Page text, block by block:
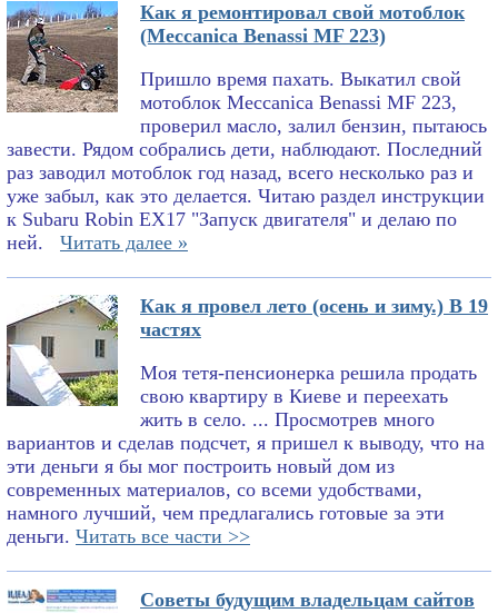
Как я ремонтировал свой мотоблок
(Meccanica Benassi MF 223)
Пришло время пахать. Выкатил свой
мотоблок Meccanica Benassi MF 223,
проверил масло, залил бензин, пытаюсь
завести. Рядом собрались дети, наблюдают. Последний
раз заводил мотоблок год назад, всего несколько раз и
уже забыл, как это делается. Читаю раздел инструкции
к Subaru Robin EX17 "Запуск двигателя" и делаю по
ней.
Читать далее »
Как я провел лето (осень и зиму.) В 19
частях
Моя тетя-пенсионерка решила продать
свою квартиру в Киеве и переехать
жить в село. ... Просмотрев много
вариантов и сделав подсчет, я пришел к выводу, что на
эти деньги я бы мог построить новый дом из
современных материалов, со всеми удобствами,
намного лучший, чем предлагались готовые за эти
деньги. Читать все части >>
Советы будущим владельцам сайтов